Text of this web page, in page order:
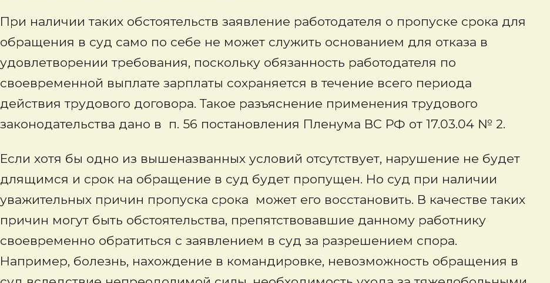
При наличии таких обстоятельств заявление работодателя о пропуске срока для
обращения в суд само по себе не может служить основанием для отказа в
удовлетворении требования, поскольку обязанность работодателя по
своевременной выплате зарплаты сохраняется в течение всего периода
действия трудового договора. Такое разъяснение применения трудового
законодательства дано в п. 56 постановления Пленума ВС РФ от 17.03.04 № 2.
Если хотя бы одно из вышеназванных условий отсутствует, нарушение не будет
длящимся и срок на обращение в суд будет пропущен. Но суд при наличии
уважительных причин пропуска срока может его восстановить. В качестве таких
причин могут быть обстоятельства, препятствовавшие данному работнику
своевременно обратиться с заявлением в суд за разрешением спора.
Например, болезнь, нахождение в командировке, невозможность обращения в